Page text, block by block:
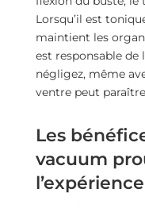
Lorsqu’il est
maintient les
est responsable de
négligez, même
ventre peut
Les
vacuum
l’expérience